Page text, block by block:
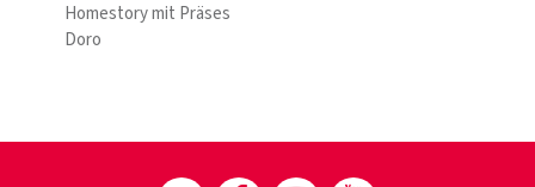
Homestory mit Präses
Doro